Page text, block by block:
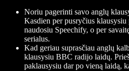
Noriu pagerinti savo anglų
Kasdien per pusryčius
naudosiu Speechify, o per
serialus.
Kad geriau suprasčiau anglų
klausysiu BBC radijo laidų.
paklausysiu dar po vieną laidą,